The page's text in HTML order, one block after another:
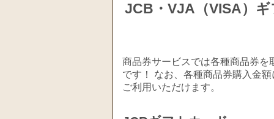
JCB・VJA（VISA）
商品券サービスでは各種商品券
です！ なお、各種商品券購入金
ご利用いただけます。